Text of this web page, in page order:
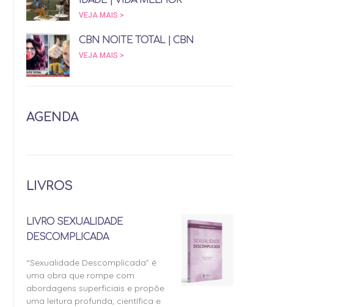
VEJA MAIS >
CBN NOITE TOTAL | CBN
VEJA MAIS >
AGENDA
LIVROS
LIVRO SEXUALIDADE
DESCOMPLICADA
“Sexualidade Descomplicada” é
uma obra que rompe com
abordagens superficiais e propõe
uma leitura profunda, científica e